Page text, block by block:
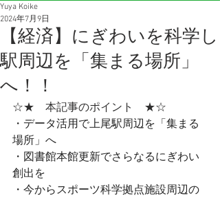
【経済】にぎわいを科学し
駅周辺を「集まる場所」
へ！！
Yuya Koike
2024年7月9日
☆★　本記事のポイント　★☆
・データ活用で上尾駅周辺を「集まる
場所」へ
・図書館本館更新でさらなるにぎわい
創出を
・今からスポーツ科学拠点施設周辺の